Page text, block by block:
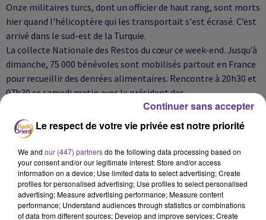
Onze militaires turcs, dont un officier de haut rang, sont morts
hier quand l'hélicoptère qui les transportait s'est écrasé. C’est
arrivé dans le sud-est de la Turquie.
La collecte Nationale des Restos du cœur ce week-end. Jusqu’à
dimanche, 75 000 bénévoles sont mobilisés partout en France
pour recueillir des denrées alimentaires. Rencontre à 20h30 et
07h30 ce samedi matin avec le président des
Patrice Douret et le président des Restos du cœur de l’Oise
Bruno Cauchy. Extrait dans votre édition.
Le respect de votre vie privée est notre priorité
We and our (447) partnersdo the following data processing based on
your consent and/or our legitimate interest: Store and/or access
information on a device; Use limited data to select advertising; Create
profiles for personalised advertising; Use profiles to select personalised
advertising; Measure advertising performance; Measure content
performance; Understand audiences through statistics or combinations
of data from different sources; Develop and improve services; Create
Continuer sans accepter